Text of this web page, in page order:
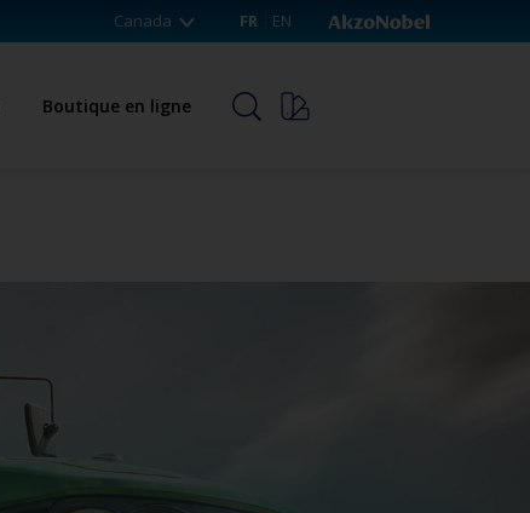
Canada FR EN
Boutique en ligne